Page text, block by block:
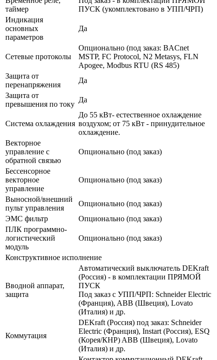
таймер
ПУСК (укомплектовано в УПП/ЧРП)
Индикация
основных
параметров
Да
Сетевые протоколы
Опционально (под заказ: BACnet
MSTP, FC Protocol, N2 Metasys, FLN
Apogee, Modbus RTU (RS 485)
Защита от
перенапряжения
Да
Защита от
превышения по току
Да
Система охлаждения
До 55 кВт- естественное охлаждение
воздухом; от 75 кВт - принудительное
охлаждение.
Векторное
управление с
обратной связью
Опционально (под заказ)
Бессенсорное
векторное
управление
Опционально (под заказ)
Выносной/внешний
пульт управления
Опционально (под заказ)
ЭМС фильтр
Опционально (под заказ)
ПЛК программно-
логистический
модуль
Опционально (под заказ)
Конструктивное исполнение
Вводной аппарат,
защита
Автоматический выключатель DEKraft
(Россия) - в комплектации ПРЯМОЙ
ПУСК
Под заказ с УПП/ЧРП: Schneider Electric
(Франция), ABB (Швеция), Lovato
(Италия) и др.
Коммутация
DEKraft (Россия) под заказ: Schneider
Electric (Франция), Instart (Россия), ESQ
(Корея/КНР) ABB (Швеция), Lovato
(Италия) и др.